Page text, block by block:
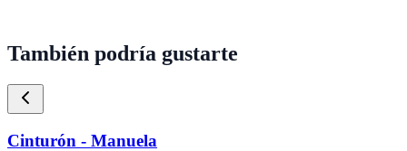
También podría gustarte
Cinturón - Manuela